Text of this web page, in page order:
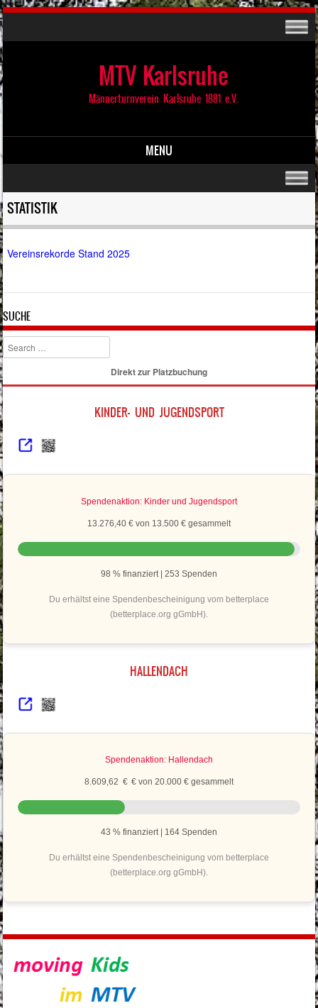
MTV Karlsruhe
Männerturnverein Karlsruhe 1881 e.V.
MENU
STATISTIK
Vereinsrekorde Stand 2025
SUCHE
Search
Direkt zur Platzbuchung
KINDER- UND JUGENDSPORT
Spendenaktion: Kinder und Jugendsport
13.276,40 € von 13.500 € gesammelt
98 % finanziert | 253 Spenden
Du erhältst eine Spendenbescheinigung vom betterplace
(betterplace.org gGmbH).
HALLENDACH
Spendenaktion: Hallendach
8.609,62 € € von 20.000 € gesammelt
43 % finanziert | 164 Spenden
Du erhältst eine Spendenbescheinigung vom betterplace
(betterplace.org gGmbH).